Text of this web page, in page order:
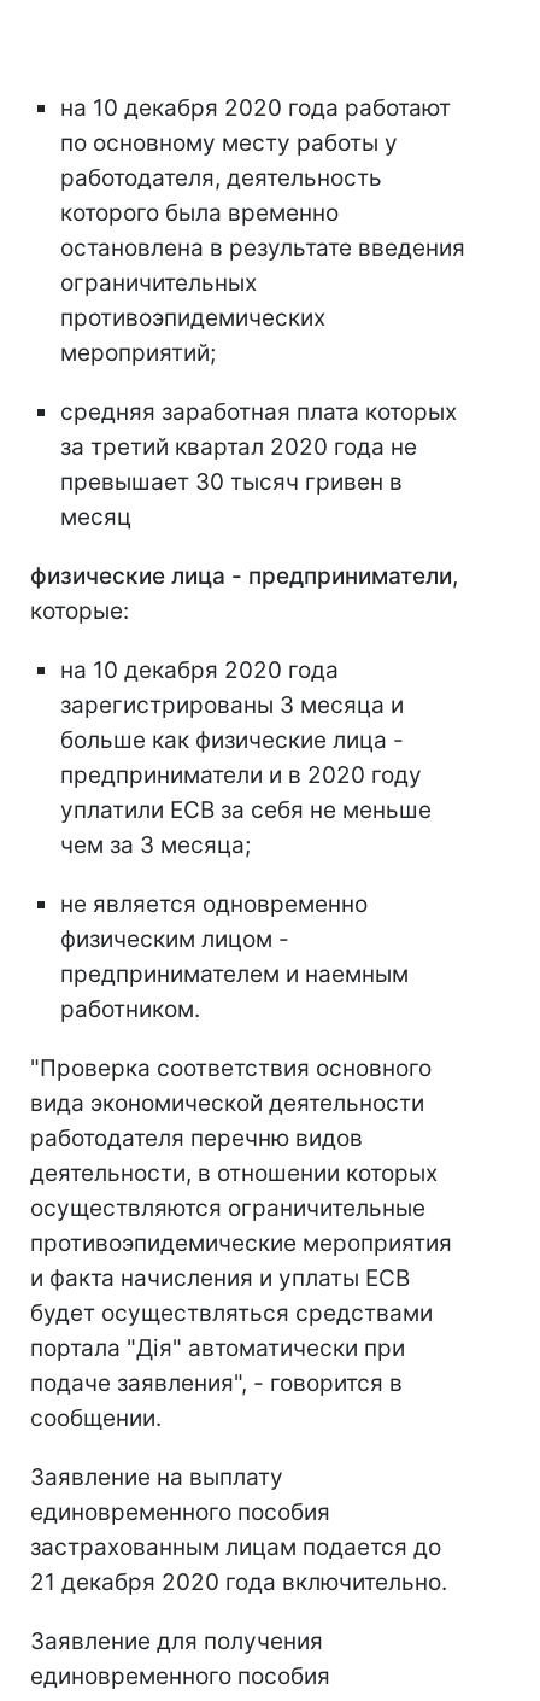
на 10 декабря 2020 года работают
по основному месту работы у
работодателя, деятельность
которого была временно
остановлена в результате введения
ограничительных
противоэпидемических
мероприятий;
средняя заработная плата которых
за третий квартал 2020 года не
превышает 30 тысяч гривен в
месяц
физические лица - предприниматели,
которые:
на 10 декабря 2020 года
зарегистрированы 3 месяца и
больше как физические лица -
предприниматели и в 2020 году
уплатили ЕСВ за себя не меньше
чем за 3 месяца;
не является одновременно
физическим лицом -
предпринимателем и наемным
работником.
"Проверка соответствия основного
вида экономической деятельности
работодателя перечню видов
деятельности, в отношении которых
осуществляются ограничительные
противоэпидемические мероприятия
и факта начисления и уплаты ЕСВ
будет осуществляться средствами
портала "Дія" автоматически при
подаче заявления", - говорится в
сообщении.
Заявление на выплату
единовременного пособия
застрахованным лицам подается до
21 декабря 2020 года включительно.
Заявление для получения
единовременного пособия